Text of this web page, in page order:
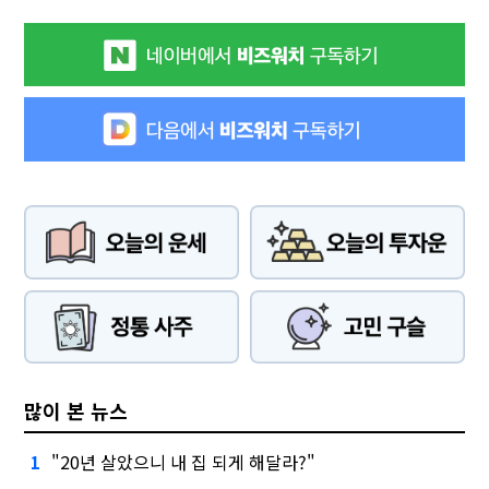
많이 본 뉴스
1 "20년 살았으니 내 집 되게 해달라?"